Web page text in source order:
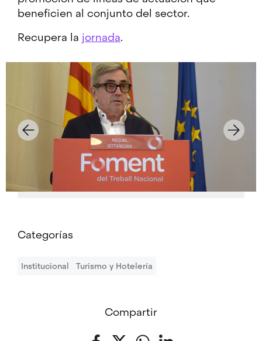
beneficien al conjunto del sector.
Recupera la jornada.
Categorías
Institucional Turismo y Hotelería
Compartir